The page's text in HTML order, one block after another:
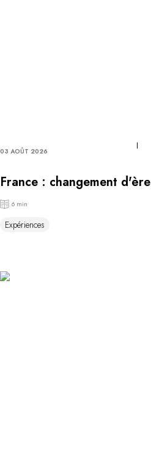
03 AOÛT 2026
France : changement d'ère
6 min
Expériences